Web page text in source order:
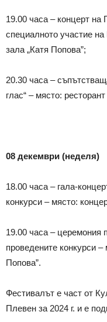
19.00 часа – концерт на
специалното участие
зала „Катя Попова”;
20.30 часа –
глас“ – място:
08 декември (неделя)
18.00 часа – гала-
конкурси – място:
19.00 часа – церемония
проведените конкурси –
Попова”.
Фестивалът е част от
Плевен за 2024 г. и е